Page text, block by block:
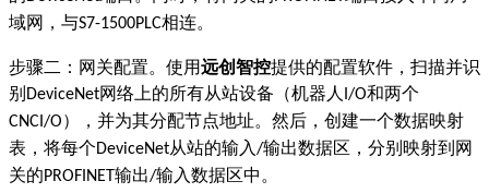
域网，与S7-1500PLC相连。
步骤二：网关配置。使用远创智控提供的配置软件，扫描并识
别 DeviceNet网络上的所有从站设备（机器人 I/O和两个
CNCI/O），并为其分配节点地址。然后，创建一个数据映射
表，将每个DeviceNet从站的输入/输出数据区，分别映射到网
关的PROFINET输出/输入数据区中。